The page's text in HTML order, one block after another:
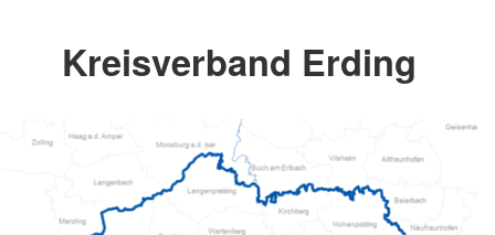
Kreisverband Erding